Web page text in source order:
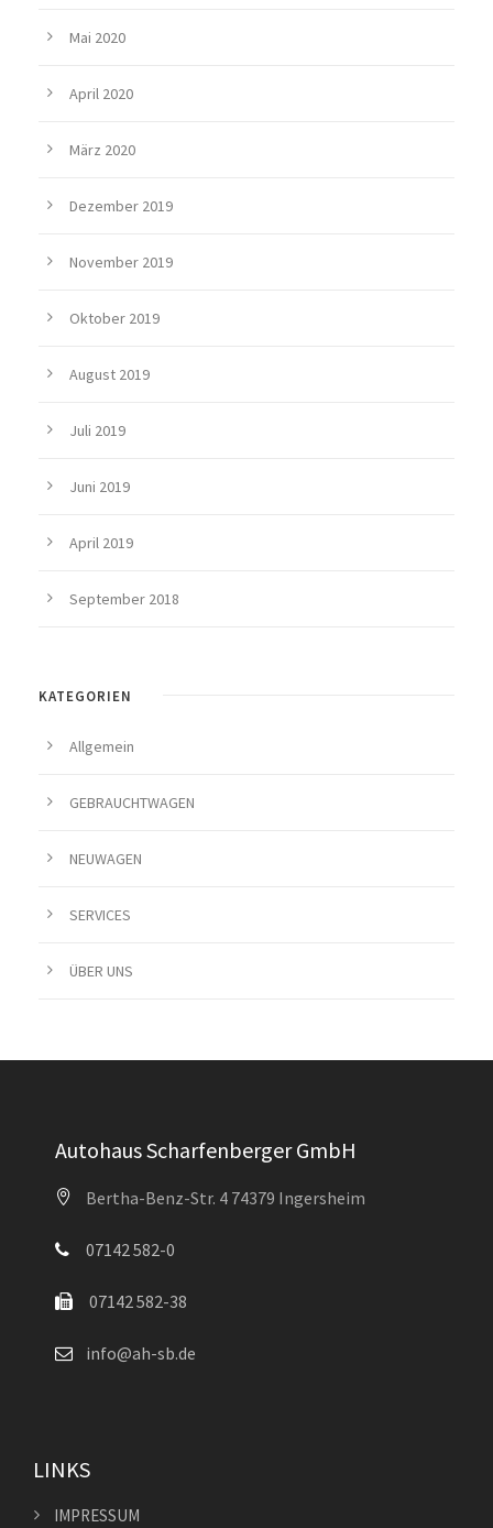
Mai 2020
April 2020
März 2020
Dezember 2019
November 2019
Oktober 2019
August 2019
Juli 2019
Juni 2019
April 2019
September 2018
KATEGORIEN
Allgemein
GEBRAUCHTWAGEN
NEUWAGEN
SERVICES
ÜBER UNS
Autohaus Scharfenberger GmbH
Bertha-Benz-Str. 4 74379 Ingersheim
07142 582-0
07142 582-38
info@ah-sb.de
LINKS
IMPRESSUM